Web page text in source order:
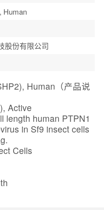
Human
股份有限公司
Human（产品说
Active
length human PTPN1
in Sf9 insect cells
Cells